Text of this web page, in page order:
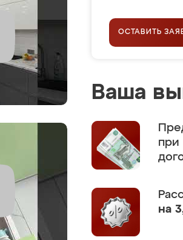
ОСТАВИТЬ
Ваша
при
на